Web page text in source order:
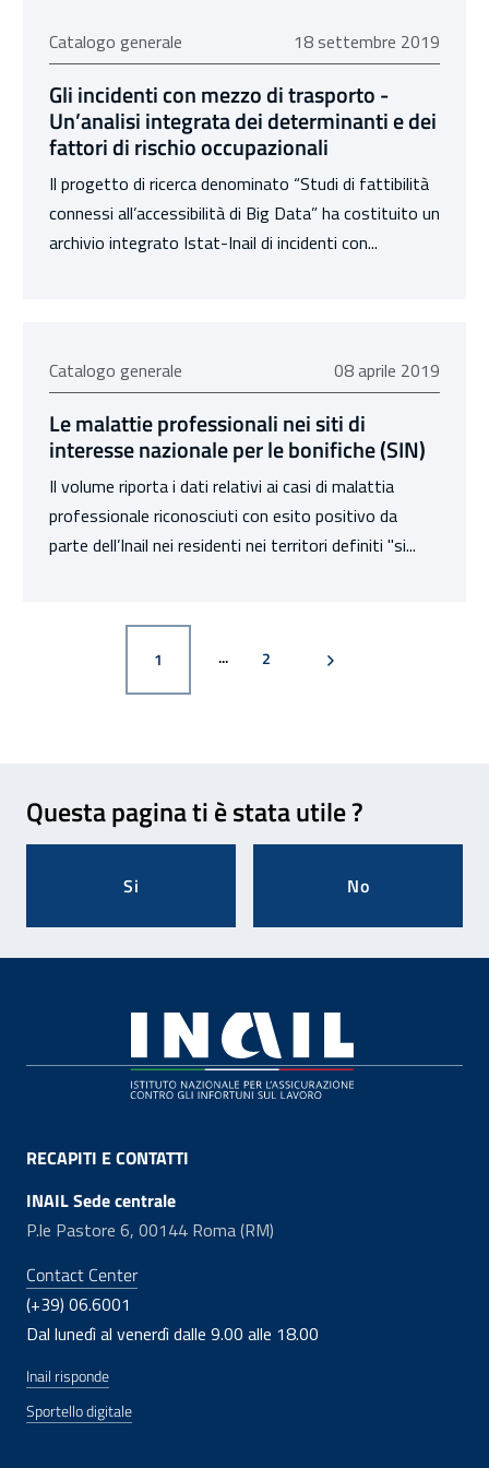
Catalogo generale 18 settembre 2019
18 settembre 2019
Gli incidenti con mezzo di trasporto -
Un’analisi integrata dei determinanti e dei
fattori di rischio occupazionali
Il progetto di ricerca denominato “Studi di fattibilità
connessi all’accessibilità di Big Data” ha costituito un
archivio integrato Istat-Inail di incidenti con...
Catalogo generale 08 aprile 2019
08 aprile 2019
Le malattie professionali nei siti di
interesse nazionale per le bonifiche (SIN)
Il volume riporta i dati relativi ai casi di malattia
professionale riconosciuti con esito positivo da
parte dell’Inail nei residenti nei territori definiti "si...
PAGINA
1 PAGINA
2 PAGINA SUCCESSIVA
Questa pagina ti è stata utile ?
Si No
RECAPITI E CONTATTI
INAIL Sede centrale
P.le Pastore 6, 00144 Roma (RM)
Contact Center
(+39) 06.6001
Dal lunedì al venerdì dalle 9.00 alle 18.00
Inail risponde
Sportello digitale